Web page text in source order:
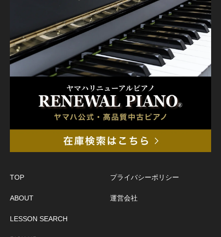
TOP
ABOUT
LESSON SEARCH
プライバシーポリシー
運営会社